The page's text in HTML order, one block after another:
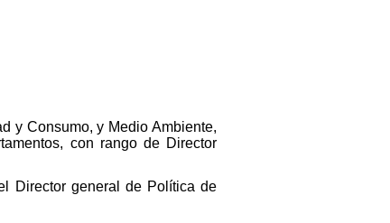
y Consumo, y Medio Ambiente,
con rango de Director
Director general de Política de